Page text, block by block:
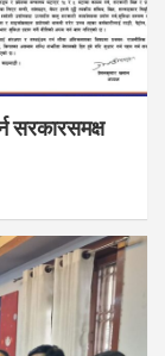
सरकारसमक्ष